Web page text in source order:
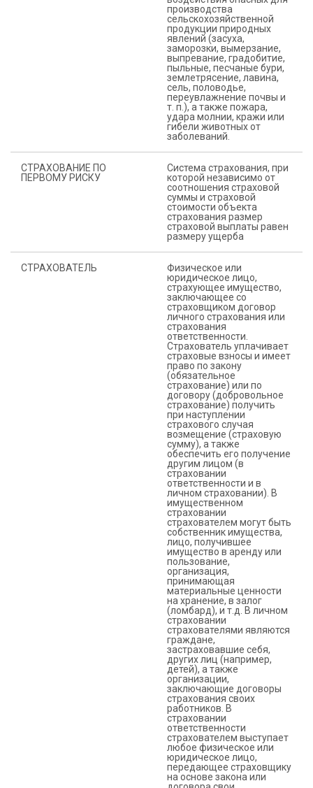
производства
сельскохозяйственной
продукции природных
явлений (засуха,
заморозки, вымерзание,
выпревание, градобитие,
пыльные, песчаные бури,
землетрясение, лавина,
сель, половодье,
переувлажнение почвы и
т. п.), а также пожара,
удара молнии, кражи или
гибели животных от
заболеваний.
СТРАХОВАНИЕ ПО
ПЕРВОМУ РИСКУ
Система страхования, при
которой независимо от
соотношения страховой
суммы и страховой
стоимости объекта
страхования размер
страховой выплаты равен
размеру ущерба
СТРАХОВАТЕЛЬ
Физическое или
юридическое лицо,
страхующее имущество,
заключающее со
страховщиком договор
личного страхования или
страхования
ответственности.
Страхователь уплачивает
страховые взносы и имеет
право по закону
(обязательное
страхование) или по
договору (добровольное
страхование) получить
при наступлении
страхового случая
возмещение (страховую
сумму), а также
обеспечить его получение
другим лицом (в
страховании
ответственности и в
личном страховании). В
имущественном
страховании
страхователем могут быть
собственник имущества,
лицо, получившее
имущество в аренду или
пользование,
организация,
принимающая
материальные ценности
на хранение, в залог
(ломбард), и т.д. В личном
страховании
страхователями являются
граждане,
застраховавшие себя,
других лиц (например,
детей), а также
организации,
заключающие договоры
страхования своих
работников. В
страховании
ответственности
страхователем выступает
любое физическое или
юридическое лицо,
передающее страховщику
на основе закона или